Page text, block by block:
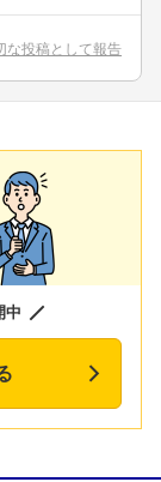
な投稿として報告
中